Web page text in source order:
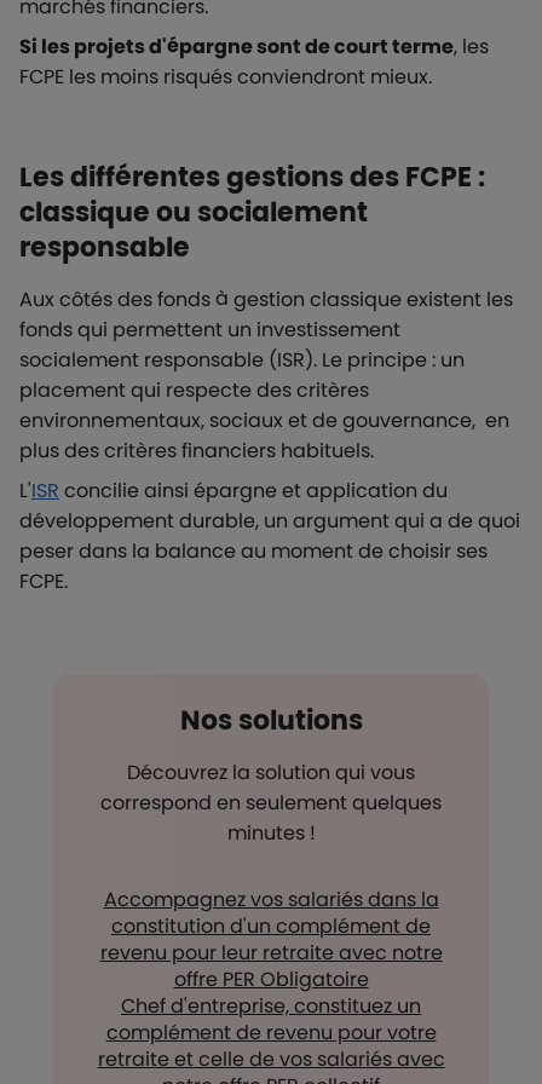
marchés financiers.
Si les projets d'épargne sont de court terme, les
FCPE les moins risqués conviendront mieux.
Les différentes gestions des FCPE :
classique ou socialement
responsable
Aux côtés des fonds à gestion classique existent les
fonds qui permettent un investissement
socialement responsable (ISR). Le principe : un
placement qui respecte des critères
environnementaux, sociaux et de gouvernance, en
plus des critères financiers habituels.
L'ISR concilie ainsi épargne et application du
développement durable, un argument qui a de quoi
peser dans la balance au moment de choisir ses
FCPE.
Nos solutions
Découvrez la solution qui vous
correspond en seulement quelques
minutes !
Accompagnez vos salariés dans la
constitution d'un complément de
revenu pour leur retraite avec notre
offre PER Obligatoire
Chef d'entreprise, constituez un
complément de revenu pour votre
retraite et celle de vos salariés avec